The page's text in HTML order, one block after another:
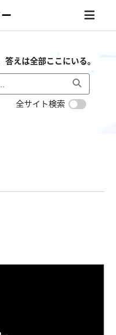
えは全部ここにいる。
全サイト検索